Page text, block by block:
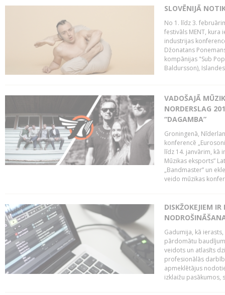
SLOVĒNIJĀ
No 1. līdz 3.
festivāls MENT, kura
industrijas
Džonatans
kompānijas "Sub
Baldursson),
VADOŠAJĀ
NORDERSLAG
“DAGAMBA”
Groningenā,
konferencē
līdz 14. janvārim, kā
Mūzikas eksports”
„Bandmaster” un
veido mūzikas
DISKŽOKEJIEM
Gadumija, kā
pārdomātu
veidots un atlasīts
profesionālās
apmeklētājus
izklaižu pasākumos,